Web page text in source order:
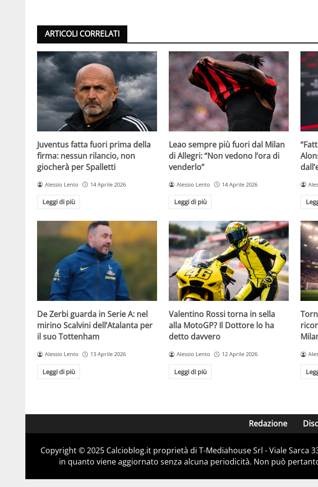
ARTICOLI CORRELATI
Juventus fatta fuori prima della
firma: nessun rilancio, non
giocherà per Spalletti
Alessio Lento 14 Aprile 2026
Leggi di più
Leao sempre più fuori dal Milan
di Allegri: “Non vedono l’ora di
venderlo”
Alessio Lento 14 Aprile 2026
Leggi di più
De Zerbi guarda in Serie A: nel
mirino Scalvini dell’Atalanta per
il suo Tottenham
Alessio Lento 13 Aprile 2026
Leggi di più
Valentino Rossi torna in sella
alla MotoGP? Il Dottore lo ha
detto davvero
Alessio Lento 12 Aprile 2026
Leggi di più
Redazione
Copyright © 2025 Calcioblog.it proprietà di T-Mediahouse Srl - Viale Sarca
in quanto viene aggiornato senza alcuna periodicità. Non può